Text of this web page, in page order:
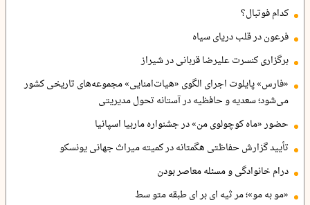
کدام فوتبال؟
فرعون در قلب دریای سیاه
برگزاری کنسرت علیرضا قربانی در شیراز
«فارس» پایلوت اجرای الگوی «هیات‌امنایی» مجموعه‌های تاریخی کشور
می‌شود؛ سعدیه و حافظیه در آستانه تحول مدیریتی
حضور «ماه کوچولوی من» در جشنواره ماربیا اسپانیا
تأیید گزارش حفاظتی هگمتانه در کمیته میراث جهانی یونسکو
درام خانوادگی و مسئله معاصر بودن
«مو به مو»؛ مر ثیه ای بر ای طبقه متو سط